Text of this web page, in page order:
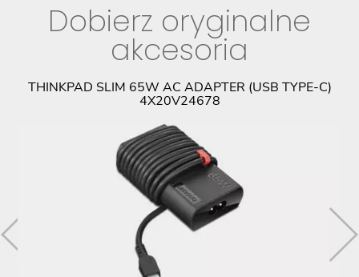
Dobierz oryginalne
akcesoria
THINKPAD SLIM 65W AC ADAPTER (USB TYPE-C)
4X20V24678